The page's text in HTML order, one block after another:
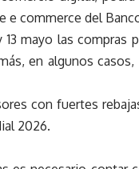
e commerce del
13 mayo las
en algunos
con fuertes
2026.